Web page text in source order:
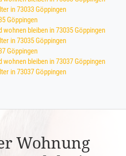
in 73033 Göppingen
Göppingen
bleiben in 73035 Göppingen
in 73035 Göppingen
Göppingen
bleiben in 73037 Göppingen
in 73037 Göppingen
Wohnung